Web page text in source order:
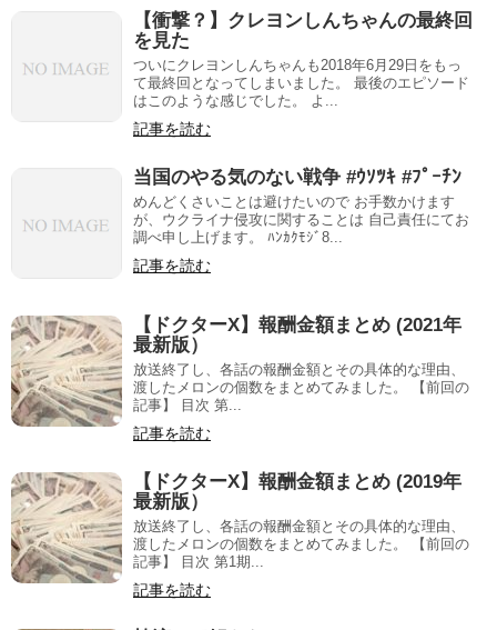
【衝撃？】クレヨンしんちゃんの最終回
を見た
ついにクレヨンしんちゃんも2018年6月29日をもっ
て最終回となってしまいました。 最後のエピソード
はこのような感じでした。 よ...
記事を読む
当国のやる気のない戦争 #ｳｿﾂｷ #ﾌﾟｰﾁﾝ
めんどくさいことは避けたいので お手数かけます
が、ウクライナ侵攻に関することは 自己責任にてお
調べ申し上げます。 ﾊﾝｶｸﾓｼﾞ8...
記事を読む
【ドクターX】報酬金額まとめ (2021年
最新版）
放送終了し、各話の報酬金額とその具体的な理由、
渡したメロンの個数をまとめてみました。 【前回の
記事】 目次 第...
記事を読む
【ドクターX】報酬金額まとめ (2019年
最新版）
放送終了し、各話の報酬金額とその具体的な理由、
渡したメロンの個数をまとめてみました。 【前回の
記事】 目次 第1期...
記事を読む